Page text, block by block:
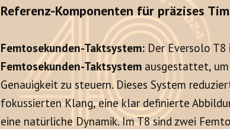
Referenz-Komponenten für präzises
Femtosekunden-Taktsystem: Der Eversolo
Femtosekunden-Taktsystem ausgestattet,
Genauigkeit zu steuern. Dieses System
fokussierten Klang, eine klar definierte
eine natürliche Dynamik. Im T8 sind zwei